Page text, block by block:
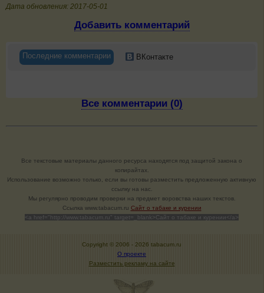
Дата обновления: 2017-05-01
Добавить комментарий
Последние комментарии ВКонтакте
Все комментарии (0)
Все текстовые материалы данного ресурса находятся под защитой закона о
копирайтах.
Использование возможно только, если вы готовы разместить предложенную активную
ссылку на нас.
Мы регулярно проводим проверки на предмет воровства наших текстов.
Cсылка www.tabacum.ru Сайт о табаке и курении
<a href="http://www.tabacum.ru" target=_blank>Сайт о табаке и курении</a>
Copyright © 2006 - 2026 tabacum.ru
О проекте
Разместить рекламу на сайте